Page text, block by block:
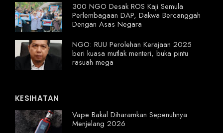
300 NGO Desak ROS Kaji Semula
Perlembagaan DAP, Dakwa Bercanggah
Dengan Asas Negara
NGO: RUU Perolehan Kerajaan 2025
beri kuasa mutlak menteri, buka pintu
rasuah mega
KESIHATAN
Vape Bakal Diharamkan Sepenuhnya
Menjelang 2026